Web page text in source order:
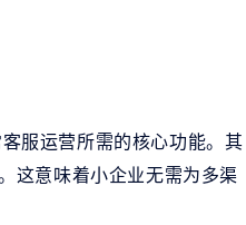
服运营所需的核心功能。其
这意味着小企业无需为多渠